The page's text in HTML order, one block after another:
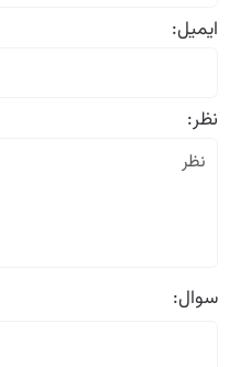
ایمیل:
نظر:
سوال: